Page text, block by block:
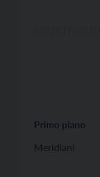
Primo piano
Meridiani